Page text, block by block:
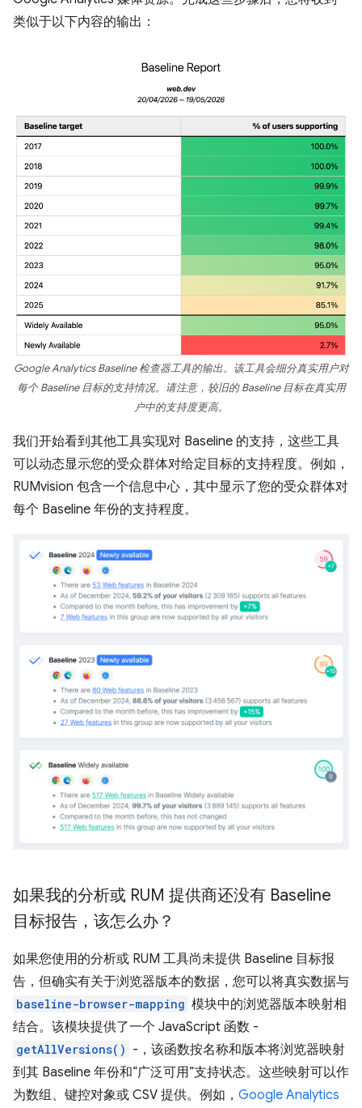
类似于以下内容的输出：
Google Analytics Baseline 检查器工具的输出。该工具会细分真实用户对
每个 Baseline 目标的支持情况。请注意，较旧的 Baseline 目标在真实用
户中的支持度更高。
我们开始看到其他工具实现对 Baseline 的支持，这些工具
可以动态显示您的受众群体对给定目标的支持程度。例如，
RUMvision 包含一个信息中心，其中显示了您的受众群体对
每个 Baseline 年份的支持程度。
如果我的分析或 RUM 提供商还没有 Baseline
目标报告，该怎么办？
如果您使用的分析或 RUM 工具尚未提供 Baseline 目标报
告，但确实有关于浏览器版本的数据，您可以将真实数据与
baseline-browser-mapping 模块中的浏览器版本映射相
结合。该模块提供了一个 JavaScript 函数 -
getAllVersions() -，该函数按名称和版本将浏览器映射
到其 Baseline 年份和“广泛可用”支持状态。这些映射可以作
为数组、键控对象或 CSV 提供。例如， Google Analytics